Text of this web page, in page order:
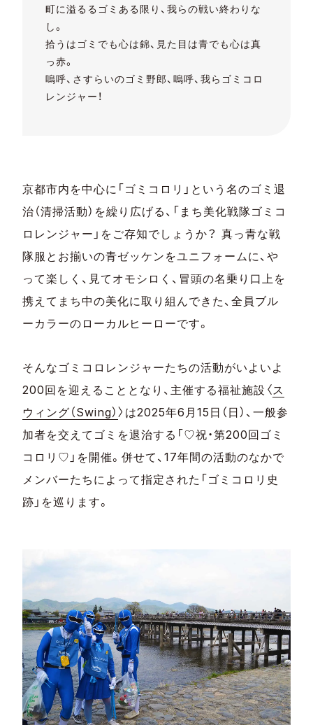
町に溢るるゴミある限り、我らの戦い終わりな
し。
拾うはゴミでも心は錦、見た目は青でも心は真
っ赤。
嗚呼、さすらいのゴミ野郎、嗚呼、我らゴミコロ
レンジャー！
京都市内を中心に「ゴミコロリ」という名のゴミ退
治（清掃活動）を繰り広げる、「まち美化戦隊ゴミコ
ロレンジャー」をご存知でしょうか？ 真っ青な戦
隊服とお揃いの青ゼッケンをユニフォームに、や
って楽しく、見てオモシロく、冒頭の名乗り口上を
携えてまち中の美化に取り組んできた、全員ブル
ーカラーのローカルヒーローです。
そんなゴミコロレンジャーたちの活動がいよいよ
200回を迎えることとなり、主催する福祉施設〈ス
ウィング（Swing）〉は2025年6月15日（日）、一般参
加者を交えてゴミを退治する「♡祝・第200回ゴミ
コロリ♡」を開催。併せて、17年間の活動のなかで
メンバーたちによって指定された「ゴミコロリ史
跡」を巡ります。